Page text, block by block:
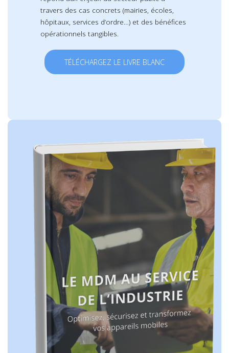
travers des cas concrets (mairies, écoles,
hôpitaux, services d’ordre…) et des bénéfices
opérationnels tangibles.
TÉLÉCHARGEZ LE LIVRE BLANC